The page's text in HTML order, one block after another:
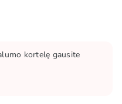
kortelę gausite